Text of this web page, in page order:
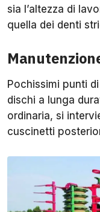
sia l’altezza di
quella dei denti
Pochissimi punti
dischi a lunga
ordinaria, si
cuscinetti